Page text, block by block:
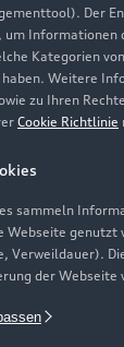
Der
um Informationen
Kategorien
Weitere
zu Ihren
Cookie Richtlinie
sammeln
Webseite genutzt
Verweildauer).
der Webseite